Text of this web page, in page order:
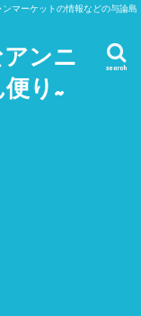
マーケットの情報などの与論島
ンニ
り~
search